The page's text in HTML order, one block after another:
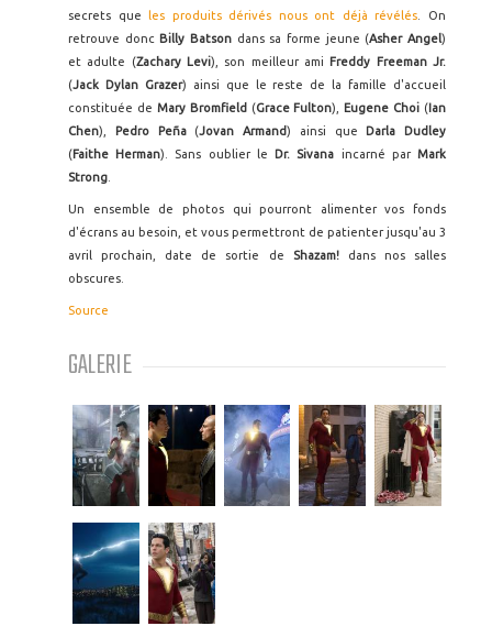
secrets que les produits dérivés nous ont déjà révélés . On
retrouve donc Billy Batson dans sa forme jeune (Asher Angel)
et adulte (Zachary Levi), son meilleur ami Freddy Freeman Jr.
(Jack Dylan Grazer) ainsi que le reste de la famille d'accueil
constituée de Mary Bromfield (Grace Fulton), Eugene Choi (Ian
Chen), Pedro Peña (Jovan Armand) ainsi que Darla Dudley
(Faithe Herman). Sans oublier le Dr. Sivana incarné parMark
Strong
Un ensemble de photos qui pourront alimenter vos fonds
d'écrans au besoin, et vous permettront de patienter jusqu'au 3
avril prochain, date de sortie de
Shazam!
dans nos salles
obscures.
Source
GALERIE